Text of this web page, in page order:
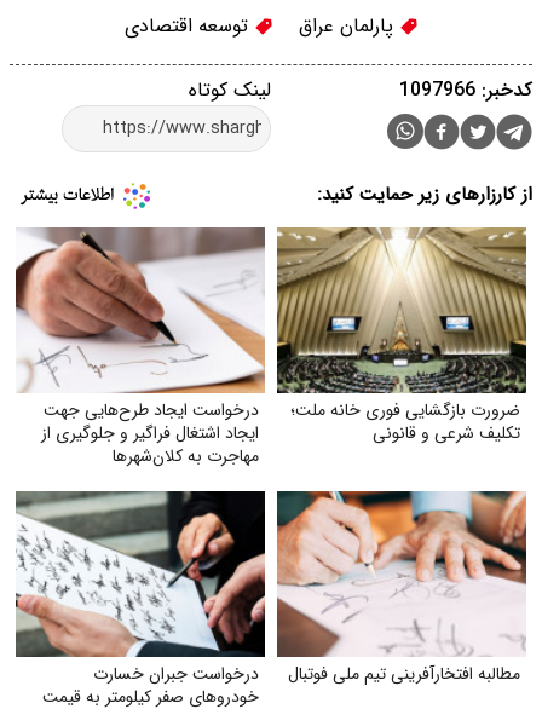
پارلمان عراق توسعه اقتصادی
لینک کوتاه کدخبر: 1097966
از کارزارهای زیر حمایت کنید:
ضرورت بازگشایی فوری خانه ملت؛
تکلیف شرعی و قانونی
درخواست ایجاد طرح‌هایی جهت
ایجاد اشتغال فراگیر و جلوگیری از
مهاجرت به کلان‌شهرها
مطالبه افتخارآفرینی تیم ملی فوتبال
درخواست جبران خسارت
خودروهای صفر کیلومتر به قیمت